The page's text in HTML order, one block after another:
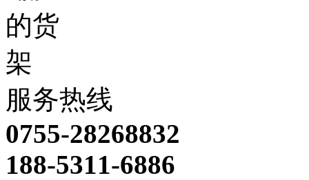
服务热线
0755-28268832
188-5311-6886